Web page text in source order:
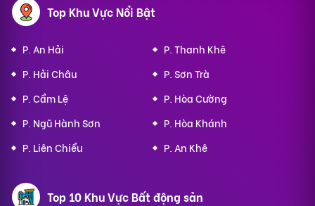
Top Khu Vực Nổi Bật
P. An Hải
P. Thanh Khê
P. Hải Châu
P. Sơn Trà
P. Cẩm Lệ
P. Hòa Cường
P. Ngũ Hành Sơn
P. Hòa Khánh
P. Liên Chiểu
P. An Khê
Top 10 Khu Vực Bất động sản